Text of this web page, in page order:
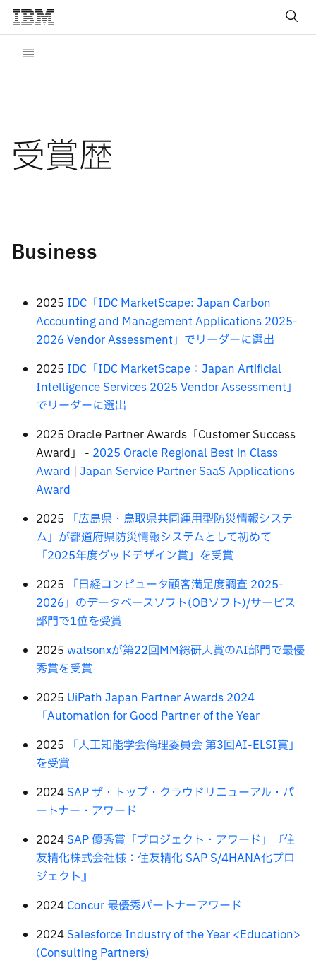
受賞歴
Business
2025 IDC「IDC MarketScape: Japan Carbon
Accounting and Management Applications 2025-
2026 Vendor Assessment」でリーダーに選出
2025 IDC「IDC MarketScape：Japan Artificial
Intelligence Services 2025 Vendor Assessment」
でリーダーに選出
2025 Oracle Partner Awards「Customer Success
Award」 - 2025 Oracle Regional Best in Class
Award | Japan Service Partner SaaS Applications
Award
2025
「広島県・鳥取県共同運用型防災情報システ
ム」が都道府県防災情報システムとして初めて
「2025年度グッドデザイン賞」を受賞
2025
「日経コンピュータ顧客満足度調査 2025-
2026」のデータベースソフト(OBソフト)/サービス
部門で1位を受賞
2025 watsonxが第22回MM総研大賞のAI部門で最優
秀賞を受賞
​2025 UiPath Japan Partner Awards 2024
「Automation for Good Partner of the Year
2025
「人工知能学会倫理委員会 第3回AI-ELSI賞」
を受賞
2024 SAP ザ・トップ・クラウドリニューアル・パ
ートナー・アワード
2024 SAP 優秀賞「プロジェクト・アワード」『住
友精化株式会社様：住友精化 SAP S/4HANA化プロ
ジェクト』
2024 Concur 最優秀パートナーアワード
2024 Salesforce Industry of the Year <Education>
(Consulting Partners)